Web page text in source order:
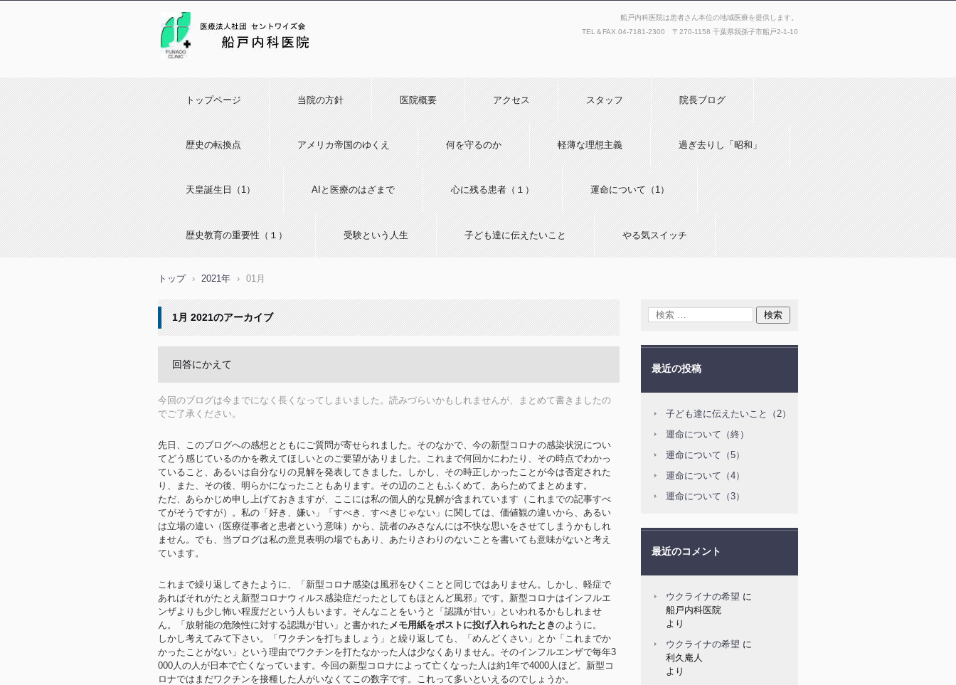
船戸内科医院は患者さん本位の地域医療を提供します。
TEL＆FAX. 04-7181-2300 〒270-1158 千葉県我孫子市船戸2-1-10
トップページ 当院の方針 医院概要 アクセス スタッフ 院長ブログ
歴史の転換点 アメリカ帝国のゆくえ 何を守るのか 軽薄な理想主義 過ぎ去りし「昭和」
天皇誕生日（1） AIと医療のはざまで 心に残る患者（１） 運命について（1）
歴史教育の重要性（１） 受験という人生 子ども達に伝えたいこと やる気スイッチ
トップ › 2021年 › 01月
1月 2021のアーカイブ
回答にかえて
今回のブログは今までになく長くなってしまいました。読みづらいかもしれませんが、まとめて書きましたの
でご了承ください。
先日、このブログへの感想とともにご質問が寄せられました。そのなかで、今の新型コロナの感染状況につい
てどう感じているのかを教えてほしいとのご要望がありました。これまで何回かにわたり、その時点でわかっ
ていること、あるいは自分なりの見解を発表してきました。しかし、その時正しかったことが今は否定された
り、また、その後、明らかになったこともあります。その辺のこともふくめて、あらためてまとめます。
ただ、あらかじめ申し上げておきますが、ここには私の個人的な見解が含まれています（これまでの記事すべ
てがそうですが）。私の「好き、嫌い」「すべき、すべきじゃない」に関しては、価値観の違いから、あるい
は立場の違い（医療従事者と患者という意味）から、読者のみさなんには不快な思いをさせてしまうかもしれ
ません。でも、当ブログは私の意見表明の場でもあり、あたりさわりのないことを書いても意味がないと考え
ています。
これまで繰り返してきたように、「新型コロナ感染は風邪をひくことと同じではありません。しかし、軽症で
あればそれがたとえ新型コロナウィルス感染症だったとしてもほとんど風邪」です。新型コロナはインフルエ
ンザよりも少し怖い程度だという人もいます。そんなことをいうと「認識が甘い」といわれるかもしれませ
ん。「放射能の危険性に対する認識が甘い」と書かれた メモ用紙をポストに投げ入れられたときのように。
しかし考えてみて下さい。「ワクチンを打ちましょう」と繰り返しても、「めんどくさい」とか「これまでか
かったことがない」という理由でワクチンを打たなかった人は少なくありません。そのインフルエンザで毎年3
000人の人が日本で亡くなっています。今回の新型コロナによって亡くなった人は約1年で4000人ほど。新型コ
ロナではまだワクチンを接種した人がいなくてこの数字です。これって多いといえるのでしょうか。
最近の投稿
子ども達に伝えたいこと（2）
運命について（終）
運命について（5）
運命について（4）
運命について（3）
最近のコメント
ウクライナの希望 に
船戸内科医院
より
ウクライナの希望 に
利久庵人
より